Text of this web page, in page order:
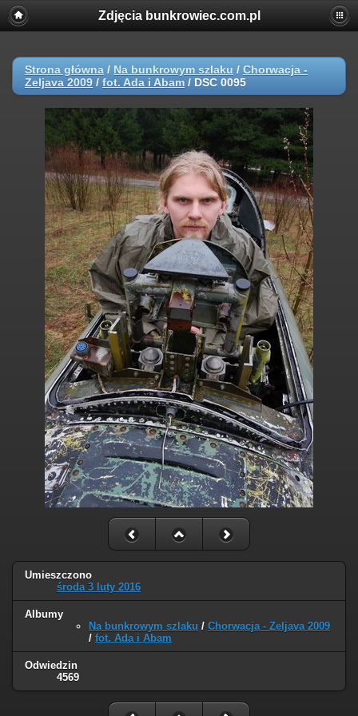
Zdjęcia bunkrowiec.com.pl
Strona główna / Na bunkrowym szlaku / Chorwacja -
Zeljava 2009 / fot. Ada i Abam / DSC 0095
Umieszczono
środa 3 luty 2016
Albumy
Na bunkrowym szlaku / Chorwacja - Zeljava 2009
/ fot. Ada i Abam
Odwiedzin
4569